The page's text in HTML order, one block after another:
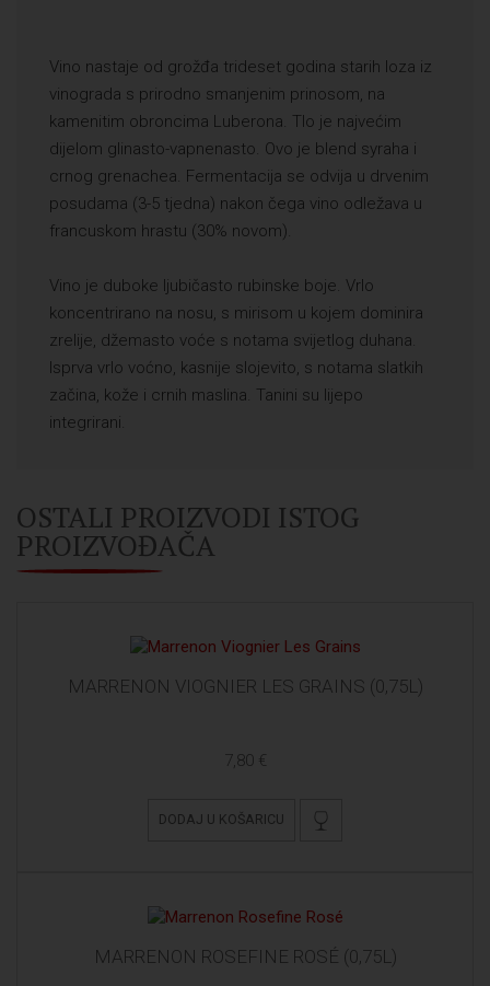
Vino nastaje od grožđa trideset godina starih loza iz
vinograda s prirodno smanjenim prinosom, na
kamenitim obroncima Luberona. Tlo je najvećim
dijelom glinasto-vapnenasto. Ovo je blend syraha i
crnog grenachea. Fermentacija se odvija u drvenim
posudama (3-5 tjedna) nakon čega vino odležava u
francuskom hrastu (30% novom).
Vino je duboke ljubičasto rubinske boje. Vrlo
koncentrirano na nosu, s mirisom u kojem dominira
zrelije, džemasto voće s notama svijetlog duhana.
Isprva vrlo voćno, kasnije slojevito, s notama slatkih
začina, kože i crnih maslina. Tanini su lijepo
integrirani.
OSTALI PROIZVODI ISTOG
PROIZVOĐAČA
MARRENON VIOGNIER LES GRAINS (0,75L)
7,80 €
DODAJ U KOŠARICU
MARRENON ROSEFINE ROSÉ (0,75L)